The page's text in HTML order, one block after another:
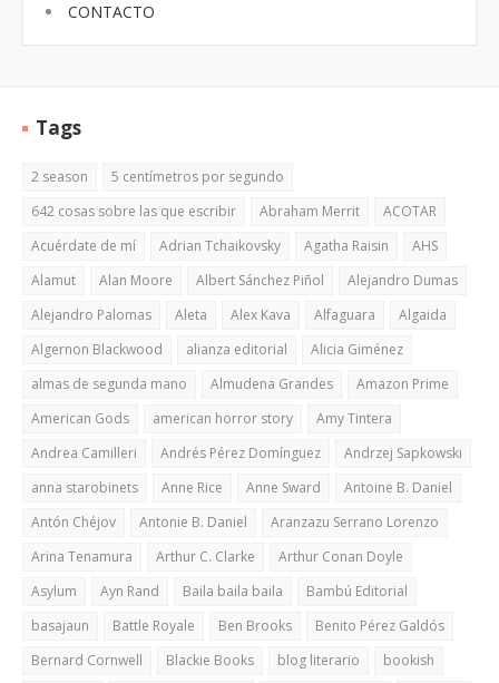
CONTACTO
Tags
2 season
5 centímetros por segundo
642 cosas sobre las que escribir
Abraham Merrit
ACOTAR
Acuérdate de mí
Adrian Tchaikovsky Agatha Raisin
AHS
Alamut
Alan Moore Albert Sánchez Piñol
Alejandro Dumas
Alejandro Palomas
Aleta Alex Kava Alfaguara
Algaida
Algernon Blackwood
alianza editorial
Alicia Giménez
almas de segunda mano
Almudena Grandes
Amazon Prime
American Gods
american horror story
Amy Tintera
Andrea Camilleri
Andrés Pérez Domínguez
Andrzej Sapkowski
anna starobinets
Anne Rice Anne Sward
Antoine B. Daniel
Antón Chéjov
Antonie B. Daniel
Aranzazu Serrano Lorenzo
Arina Tenamura
Arthur C. Clarke
Arthur Conan Doyle
Asylum
Ayn Rand Baila baila baila
Bambú Editorial
basajaun
Battle Royale Ben Brooks
Benito Pérez Galdós
Bernard Cornwell
Blackie Books blog literario
bookish